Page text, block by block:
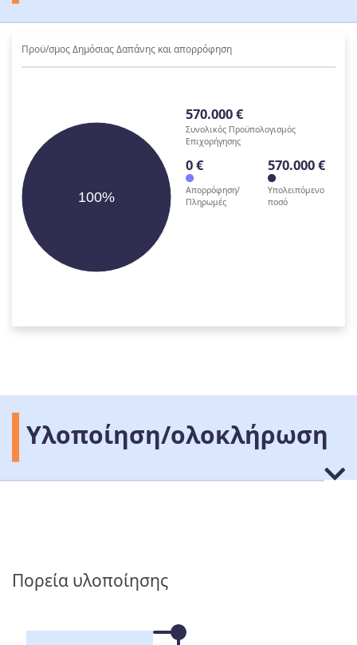
Προϋ/σμος Δημόσιας Δαπάνης και απορρόφηση
100%
570.000 €
Συνολικός Προϋπολογισμός
Επιχορήγησης
0 €
Απορρόφηση/
Πληρωμές
570.000 €
Υπολειπόμενο
ποσό
Υλοποίηση/ολοκλήρωση
Πορεία υλοποίησης